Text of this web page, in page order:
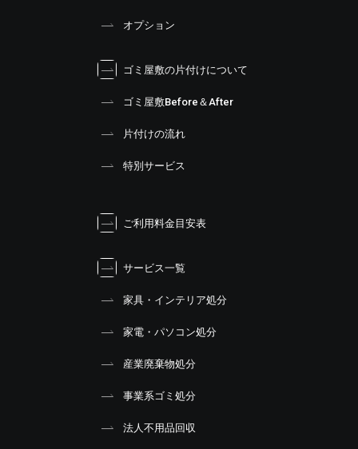
オプション
ゴミ屋敷の片付けについて
ゴミ屋敷Before＆After
片付けの流れ
特別サービス
ご利用料金目安表
サービス一覧
家具・インテリア処分
家電・パソコン処分
産業廃棄物処分
事業系ゴミ処分
法人不用品回収